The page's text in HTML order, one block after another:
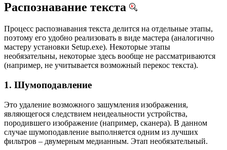
Распознавание текста
Процесс распознавания текста делится на отдельные этапы,
поэтому его удобно реализовать в виде мастера (аналогично
мастеру установки Setup.exe). Некоторые этапы
необязательны, некоторые здесь вообще не рассматриваются
(например, не учитывается возможный перекос текста).
1. Шумоподавление
Это удаление возможного зашумления изображения,
являющегося следствием неидеальности устройства,
породившего изображение (например, сканера). В данном
случае шумоподавление выполняется одним из лучших
фильтров – двумерным медианным. Этап необязательный.